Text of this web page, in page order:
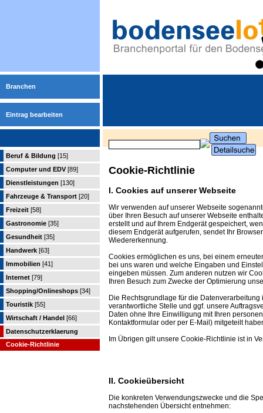
Branchen
Eintrag bearbeiten
Beruf & Bildung [15]
Computer und EDV [89]
Dienstleistungen [130]
Fahrzeuge & Transport [20]
Freizeit [58]
Gastronomie [35]
Gesundheit [35]
Handwerk [63]
Immobilien [41]
Internet [79]
Shopping/Onlineshops [34]
Touristik [55]
Wirtschaft / Handel [66]
Datenschutzerklaerung
Cookie-Richtlinie
Cookie-Richtlinie
I. Cookies auf unserer Webseite
Wir verwenden auf unserer Webseite
über Ihren Besuch auf unserer Webseite
erstellt und auf Ihrem Endgerät gespeichert,
diesem Endgerät aufgerufen, sendet Ihr
Wiedererkennung.
Cookies ermöglichen es uns, bei einem
bei uns waren und welche Eingaben und
eingeben müssen. Zum anderen nutzen wir
Ihren Besuch zum Zwecke der Optimierung
Die Rechtsgrundlage für die Datenverarbeitung
verantwortliche Stelle und ggf. unsere
Daten ohne Ihre Einwilligung mit Ihren
Kontaktformular oder per E-Mail) mitgeteilt
Im Übrigen gilt unsere Cookie-Richtlinie ist in
II. Cookieübersicht
Die konkreten Verwendungszwecke und die
nachstehenden Übersicht entnehmen: